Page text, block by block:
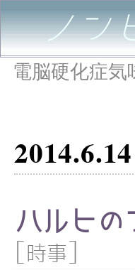
ノン
電脳硬化症
ハルヒの
時事